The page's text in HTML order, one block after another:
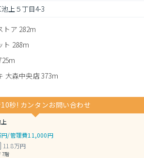
上５丁目4-3
トア 282m
ト 288m
大森中央店 373m
秒! カンタンお問い合わせ
円/管理費11,000円
11.8万円
7階